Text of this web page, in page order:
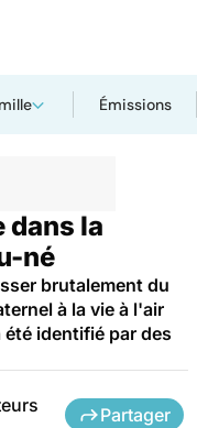
Émissions
dans la
né
brutalement du
à la vie à l'air
identifié par des
Partager